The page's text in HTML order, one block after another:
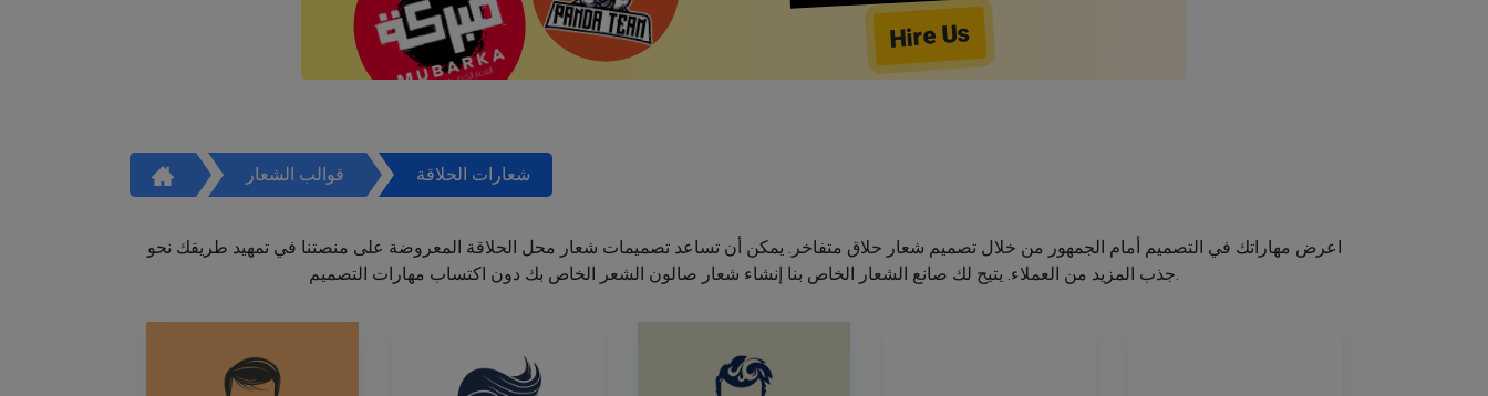
Hire Us
قوالب الشعار شعارات الحلاقة
اعرض مهاراتك في التصميم أمام الجمهور من خلال تصميم شعار حلاق متفاخر. يمكن أن تساعد تصميمات شعار محل الحلاقة المعروضة على منصتنا في تمهيد طريقك نحو
جذب المزيد من العملاء. يتيح لك صانع الشعار الخاص بنا إنشاء شعار صالون الشعر الخاص بك دون اكتساب مهارات التصميم.